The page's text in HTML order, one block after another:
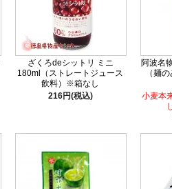
ざくろdeシットリ ミニ
180ml（ストレートジュース
飲料）※箱なし
216円(税込)
阿波名
（麺
小麦本